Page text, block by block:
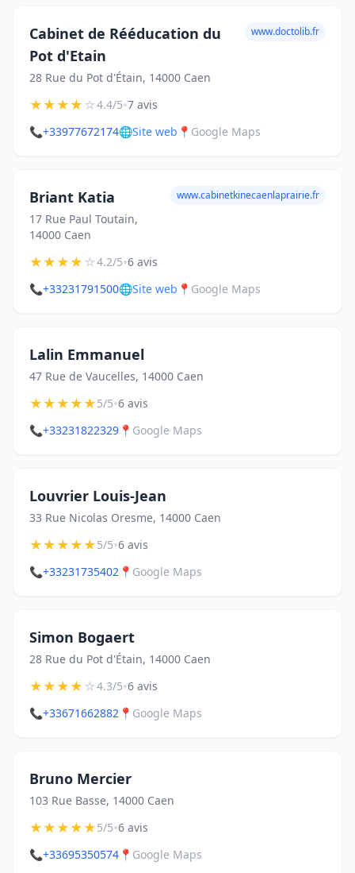
Cabinet de Rééducation du
Pot d'Etain
28 Rue du Pot d'Étain, 14000 Caen
www.doctolib.fr
★★★★☆4.4/5•7 avis
📞+33977672174🌐Site web 📍 Google Maps
Briant Katia
17 Rue Paul Toutain,
14000 Caen
www.cabinetkinecaenlaprairie.fr
★★★★☆4.2/5•6 avis
📞+33231791500🌐Site web 📍 Google Maps
Lalin Emmanuel
47 Rue de Vaucelles, 14000 Caen
★★★★★5/5•6 avis
📞+33231822329 📍 Google Maps
Louvrier Louis-Jean
33 Rue Nicolas Oresme, 14000 Caen
★★★★★5/5•6 avis
📞+33231735402 📍 Google Maps
Simon Bogaert
28 Rue du Pot d'Étain, 14000 Caen
★★★★☆4.3/5•6 avis
📞+33671662882 📍 Google Maps
Bruno Mercier
103 Rue Basse, 14000 Caen
★★★★★5/5•6 avis
📞+33695350574 📍 Google Maps